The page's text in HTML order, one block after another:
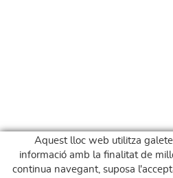
Aquest lloc web utilitza
informació amb la finalitat de
continua navegant, suposa